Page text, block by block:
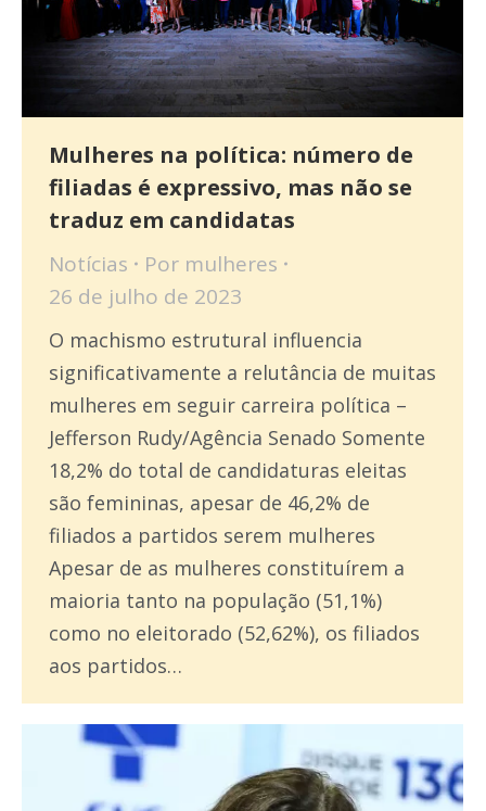
Mulheres na política: número de
filiadas é expressivo, mas não se
traduz em candidatas
Notícias Por mulheres
26 de julho de 2023
O machismo estrutural influencia
significativamente a relutância de muitas
mulheres em seguir carreira política –
Jefferson Rudy/Agência Senado Somente
18,2% do total de candidaturas eleitas
são femininas, apesar de 46,2% de
filiados a partidos serem mulheres
Apesar de as mulheres constituírem a
maioria tanto na população (51,1%)
como no eleitorado (52,62%), os filiados
aos partidos…